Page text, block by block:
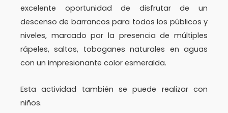
excelente oportunidad de disfrutar de un
descenso de barrancos para todos los públicos y
niveles, marcado por la presencia de múltiples
rápeles, saltos, toboganes naturales en aguas
con un impresionante color esmeralda.
Esta actividad también se puede realizar con
niños.